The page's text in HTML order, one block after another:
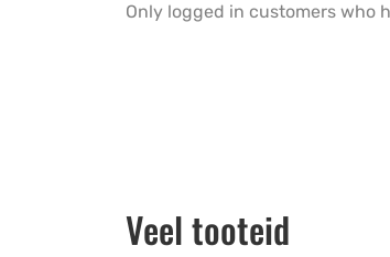
Only logged in customers who
Veel tooteid